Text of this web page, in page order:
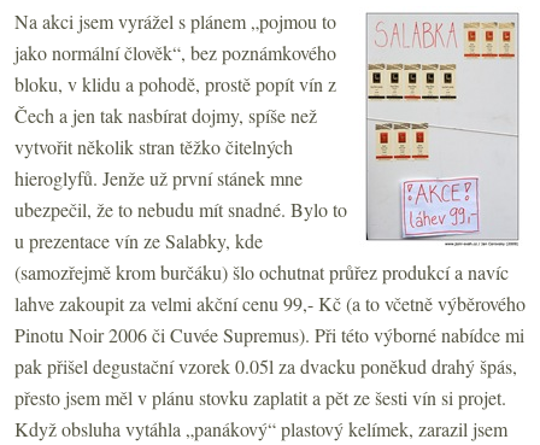
Na akci jsem vyrážel s plánem „pojmou to
jako normální člověk“, bez poznámkového
bloku, v klidu a pohodě, prostě popít vín z
Čech a jen tak nasbírat dojmy, spíše než
vytvořit několik stran těžko čitelných
hieroglyfů. Jenže už první stánek mne
ubezpečil, že to nebudu mít snadné. Bylo to
u prezentace vín ze Salabky, kde
(samozřejmě krom burčáku) šlo ochutnat průřez produkcí a navíc
lahve zakoupit za velmi akční cenu 99,- Kč (a to včetně výběrového
Pinotu Noir 2006 či Cuvée Supremus). Při této výborné nabídce mi
pak přišel degustační vzorek 0.05l za dvacku poněkud drahý špás,
přesto jsem měl v plánu stovku zaplatit a pět ze šesti vín si projet.
Když obsluha vytáhla „panákový“ plastový kelímek, zarazil jsem